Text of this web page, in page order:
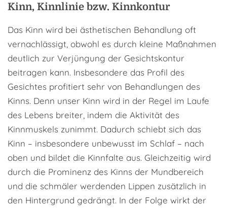
Kinn, Kinnlinie bzw. Kinnkontur
Das Kinn wird bei ästhetischen Behandlung oft
vernachlässigt, obwohl es durch kleine Maßnahmen
deutlich zur Verjüngung der Gesichtskontur
beitragen kann. Insbesondere das Profil des
Gesichtes profitiert sehr von Behandlungen des
Kinns. Denn unser Kinn wird in der Regel im Laufe
des Lebens breiter, indem die Aktivität des
Kinnmuskels zunimmt. Dadurch schiebt sich das
Kinn – insbesondere unbewusst im Schlaf – nach
oben und bildet die Kinnfalte aus. Gleichzeitig wird
durch die Prominenz des Kinns der Mundbereich
und die schmäler werdenden Lippen zusätzlich in
den Hintergrund gedrängt. In der Folge wirkt der